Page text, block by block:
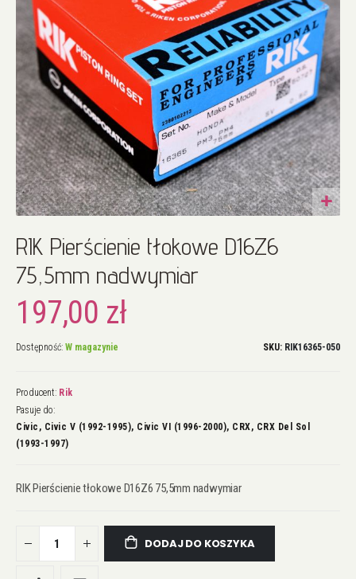
na
początek
galerii
RIK Pierścienie tłokowe D16Z6
75,5mm nadwymiar
197,00 zł
Dostępność: W magazynie SKU RIK16365-050
Producent: Rik
Pasuje do:
Civic, Civic V (1992-1995), Civic VI (1996-2000), CRX, CRX Del Sol
(1993-1997)
RIK Pierścienie tłokowe D16Z6 75,5mm nadwymiar
DODAJ DO KOSZYKA